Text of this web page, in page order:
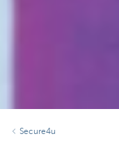
Secure4u